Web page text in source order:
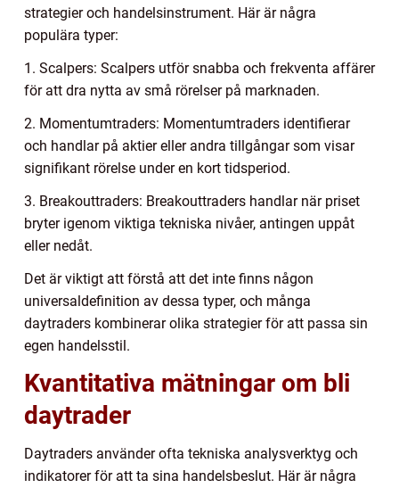
strategier och handelsinstrument. Här är några
populära typer:
1. Scalpers: Scalpers utför snabba och frekventa affärer
för att dra nytta av små rörelser på marknaden.
2. Momentumtraders: Momentumtraders identifierar
och handlar på aktier eller andra tillgångar som visar
signifikant rörelse under en kort tidsperiod.
3. Breakouttraders: Breakouttraders handlar när priset
bryter igenom viktiga tekniska nivåer, antingen uppåt
eller nedåt.
Det är viktigt att förstå att det inte finns någon
universaldefinition av dessa typer, och många
daytraders kombinerar olika strategier för att passa sin
egen handelsstil.
Kvantitativa mätningar om bli
daytrader
Daytraders använder ofta tekniska analysverktyg och
indikatorer för att ta sina handelsbeslut. Här är några